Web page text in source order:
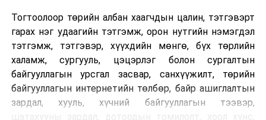
Тогтоолоор төрийн албан хаагчдын цалин, тэтгэвэрт
гарах нэг удаагийн тэтгэмж, орон нутгийн нэмэгдэл
тэтгэмж, тэтгэвэр, хүүхдийн мөнгө, бүх төрлийн
халамж, сургууль, цэцэрлэг болон сургалтын
байгууллагын урсгал засвар, санхүүжилт, төрийн
байгууллагын интернетийн төлбөр, байр ашиглалтын
зардал, хууль, хүчний байгууллагын тээвэр,